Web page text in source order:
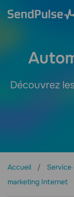
Découvrez
Accueil Service
marketing Internet